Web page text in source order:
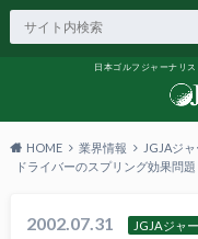
日本ゴルフジャーナリ
HOME 業界情報
JGJAジ
ドライバーのスプリング効果問
2002.07.31 JGJAジャ